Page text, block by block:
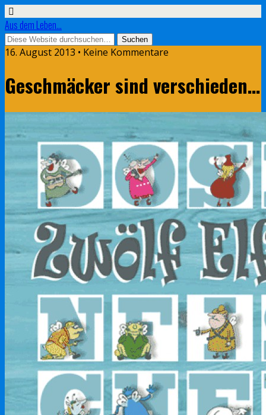
Aus dem Leben...
16. August 2013 • Keine Kommentare
Geschmäcker sind verschieden…